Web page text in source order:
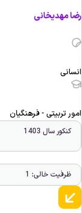
مهدیخانی
تربیتی - فرهنگیان
کنکور سال 1403
ظرفیت خالی: 1